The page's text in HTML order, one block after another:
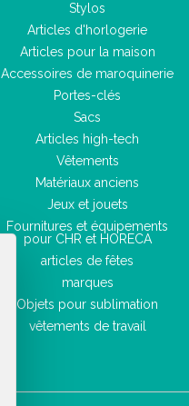
Stylos
Articles d'horlogerie
Articles pour la maison
Accessoires de maroquinerie
Portes-clés
Sacs
Articles high-tech
Vêtements
Matériaux anciens
Jeux et jouets
Fournitures et équipements
pour CHR et HORECA
articles de fêtes
marques
Objets pour sublimation
vêtements de travail